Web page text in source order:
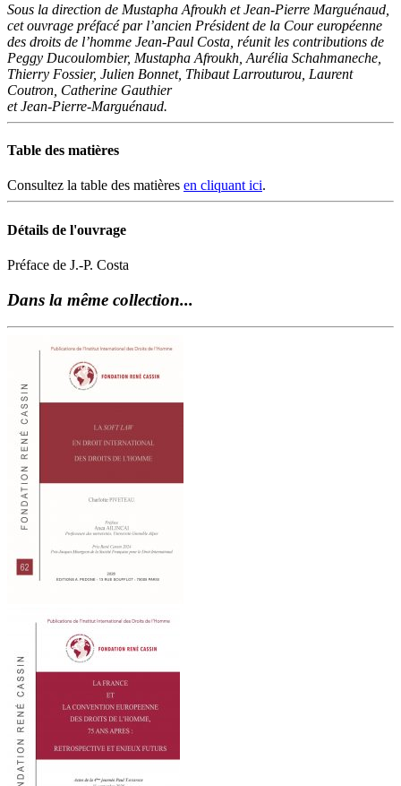
Sous la direction de Mustapha Afroukh et Jean-Pierre Marguénaud,
cet ouvrage préfacé par l’ancien Président de la Cour européenne
des droits de l’homme Jean-Paul Costa, réunit les contributions de
Peggy Ducoulombier, Mustapha Afroukh, Aurélia Schahmaneche,
Thierry Fossier, Julien Bonnet, Thibaut Larrouturou, Laurent
Coutron, Catherine Gauthier
et Jean-Pierre-Marguénaud.
Table des matières
Consultez la table des matières en cliquant ici.
Détails de l'ouvrage
Préface de J.-P. Costa
Dans la même collection...